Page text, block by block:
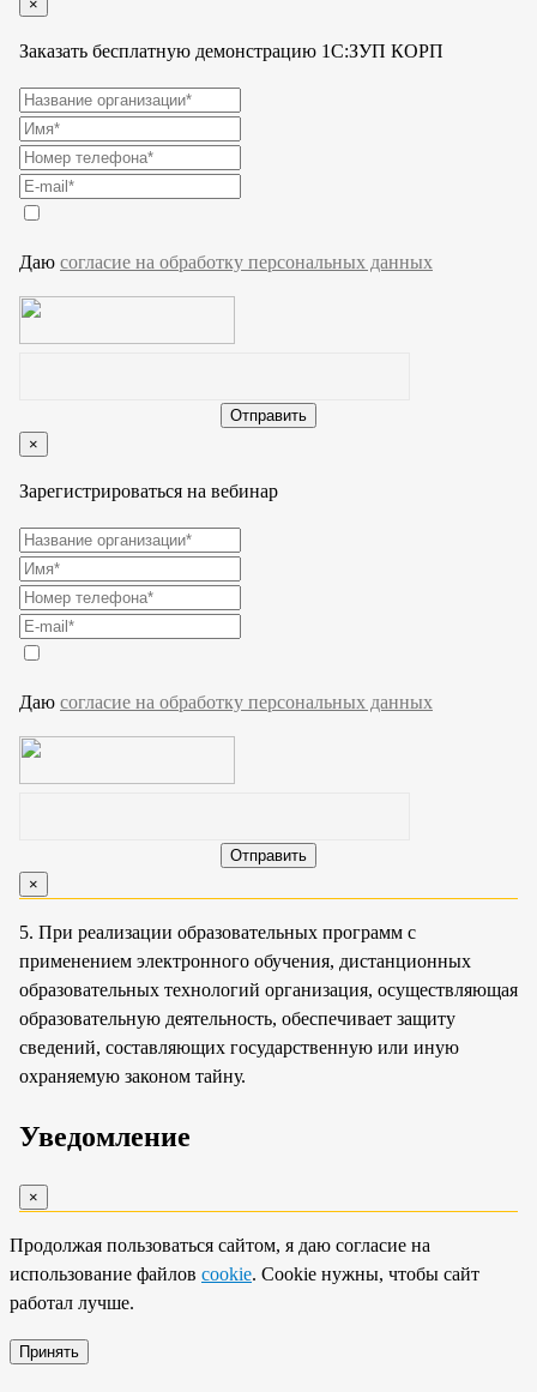
×
Заказать бесплатную демонстрацию 1С:ЗУП КОРП
Даю согласие на обработку персональных данных
×
Зарегистрироваться на вебинар
Даю согласие на обработку персональных данных
×
5. При реализации образовательных программ с
применением электронного обучения, дистанционных
образовательных технологий организация, осуществляющая
образовательную деятельность, обеспечивает защиту
сведений, составляющих государственную или иную
охраняемую законом тайну.
Уведомление
×
Продолжая пользоваться сайтом, я даю согласие на
использование файлов cookie. Cookie нужны, чтобы сайт
работал лучше.
Принять